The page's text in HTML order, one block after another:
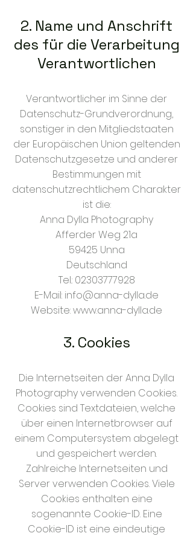
2. Name und Anschrift
des für die Verarbeitung
Verantwortlichen
Verantwortlicher im Sinne der
Datenschutz-Grundverordnung,
sonstiger in den Mitgliedstaaten
der Europäischen Union geltenden
Datenschutzgesetze und anderer
Bestimmungen mit
datenschutzrechtlichem Charakter
ist die:
Anna Dylla Photography
Afferder Weg 21a
59425 Unna
Deutschland
Tel.: 02303777928
E-Mail: info@anna-dylla.de
Website:www.anna-dylla.de
3. Cookies
Die Internetseiten der Anna Dylla
Photography verwenden Cookies.
Cookies sind Textdateien, welche
über einen Internetbrowser auf
einem Computersystem abgelegt
und gespeichert werden.
Zahlreiche Internetseiten und
Server verwenden Cookies. Viele
Cookies enthalten eine
sogenannte Cookie-ID. Eine
Cookie-ID ist eine eindeutige